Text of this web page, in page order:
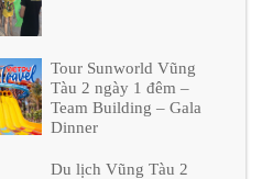
Tour Sunworld Vũng
Tàu 2 ngày 1 đêm –
Team Building – Gala
Dinner
Du lịch Vũng Tàu 2